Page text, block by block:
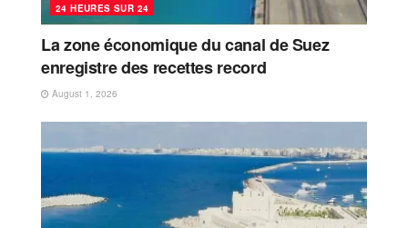
24 HEURES SUR 24
La zone économique du canal de Suez
enregistre des recettes record
August 1, 2026